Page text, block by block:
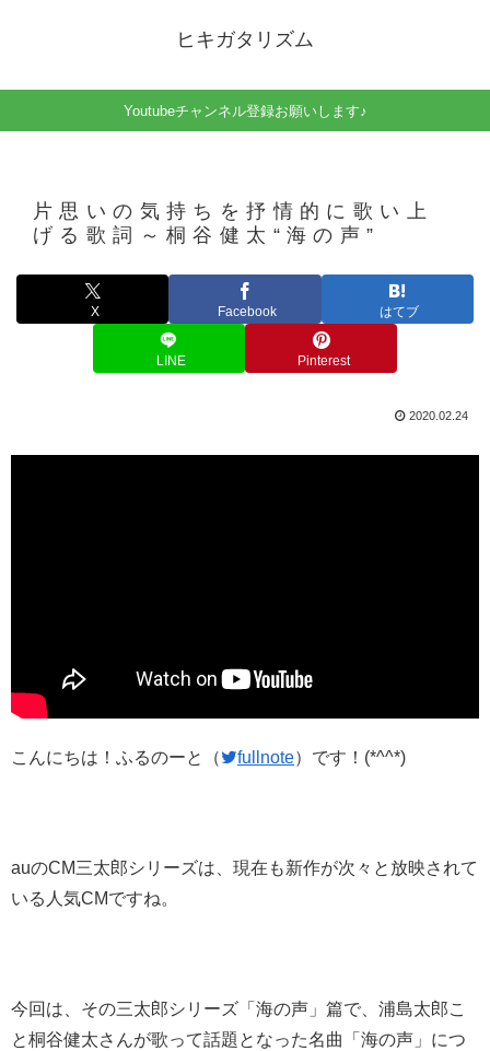
ヒキガタリズム
Youtubeチャンネル登録お願いします♪
片思いの気持ちを抒情的に歌い上
げる歌詞～桐谷健太“海の声”
X Facebook はてブ
LINE Pinterest
2020.02.24
こんにちは！ふるのーと（ fullnote）です！(*^^*)
auのCM三太郎シリーズは、現在も新作が次々と放映されて
いる人気CMですね。
今回は、その三太郎シリーズ「海の声」篇で、浦島太郎こ
と桐谷健太さんが歌って話題となった名曲「海の声」につ